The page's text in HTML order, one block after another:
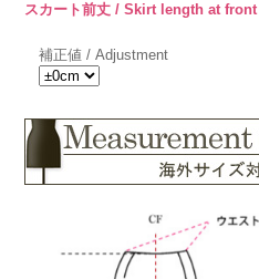
スカート前丈 / Skirt length at front
補正値 / Adjustment